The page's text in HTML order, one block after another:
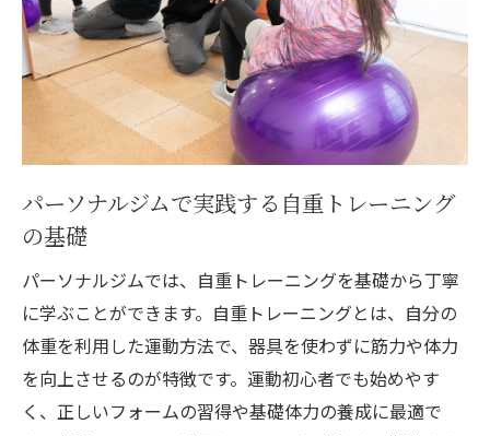
自重トレーニングが叶えるダイエット成功
例
理想の体型を目指すパーソナルジム活用法
パーソナルジムで実践する自重トレーニング
の基礎
パーソナルジムでは、自重トレーニングを基礎から丁寧
に学ぶことができます。自重トレーニングとは、自分の
体重を利用した運動方法で、器具を使わずに筋力や体力
を向上させるのが特徴です。運動初心者でも始めやす
く、正しいフォームの習得や基礎体力の養成に最適で